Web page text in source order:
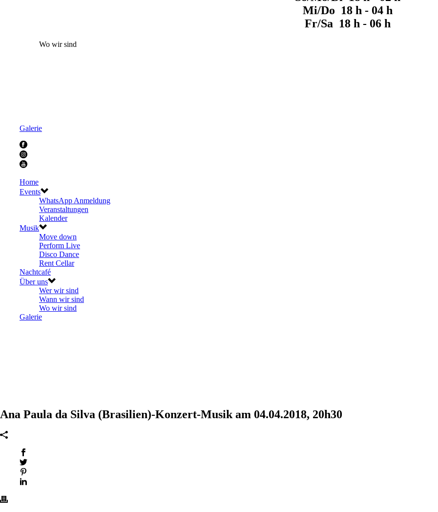
Mi/Do 18 h - 04 h
Fr/Sa 18 h - 06 h
Wo wir sind
Galerie
Home
Events
WhatsApp Anmeldung
Veranstaltungen
Kalender
Musik
Move down
Perform Live
Disco Dance
Rent Cellar
Nachtcafé
Über uns
Wer wir sind
Wann wir sind
Wo wir sind
Galerie
Ana Paula da Silva (Brasilien)-Konzert-Musik am 04.04.2018, 20h30